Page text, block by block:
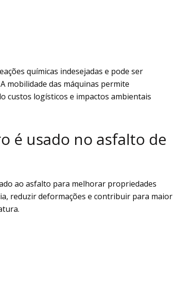
químicas indesejadas e pode ser
mobilidade das máquinas permite
custos logísticos e impactos ambientais
é usado no asfalto de
ao asfalto para melhorar propriedades
reduzir deformações e contribuir para maior